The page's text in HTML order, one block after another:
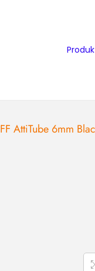
FF AttiTube 6mm